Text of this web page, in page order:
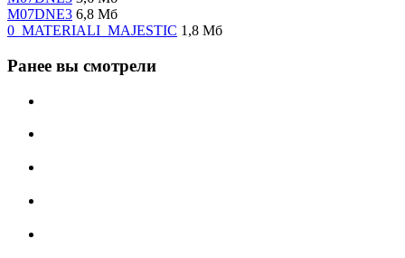
M07DNE3 6,8 Мб
0_MATERIALI_MAJESTIC 1,8 Мб
Ранее вы смотрели